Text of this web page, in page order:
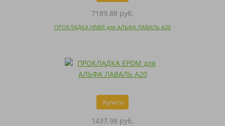
7189.88 руб.
ПРОКЛАДКА HNBR для АЛЬФА ЛАВАЛЬ A20
Купить
1437.98 руб.